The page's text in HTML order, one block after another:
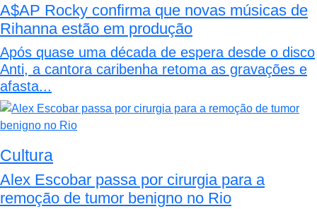
A$AP Rocky confirma que novas músicas de
Rihanna estão em produção
Após quase uma década de espera desde o disco
Anti, a cantora caribenha retoma as gravações e
afasta...
Cultura
Alex Escobar passa por cirurgia para a
remoção de tumor benigno no Rio